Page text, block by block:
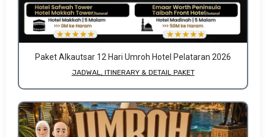
Paket Alkautsar 12 Hari Umroh Hotel Pelataran 2026
JADWAL, ITINERARY & DETAIL PAKET